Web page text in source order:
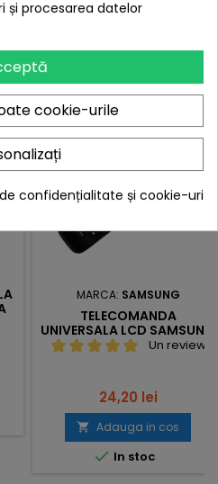
CATEGORIE:
Nou
MARCA: SAMSUNG
TELECOMANDA
UNIVERSALA LCD SAMSUNG
SAM-918 NETFLIX
Un review
Pret
24,20 lei
 Adauga in cos
 In stoc
și procesarea datelor
cookie-urile
confidențialitate și cookie-uri